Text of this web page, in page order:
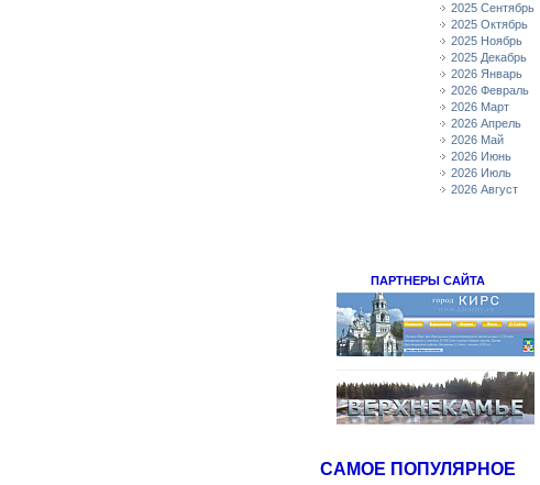
2025 Сентябрь
2025 Октябрь
2025 Ноябрь
2025 Декабрь
2026 Январь
2026 Февраль
2026 Март
2026 Апрель
2026 Май
2026 Июнь
2026 Июль
2026 Август
ПАРТНЕРЫ САЙТА
САМОЕ ПОПУЛЯРНОЕ